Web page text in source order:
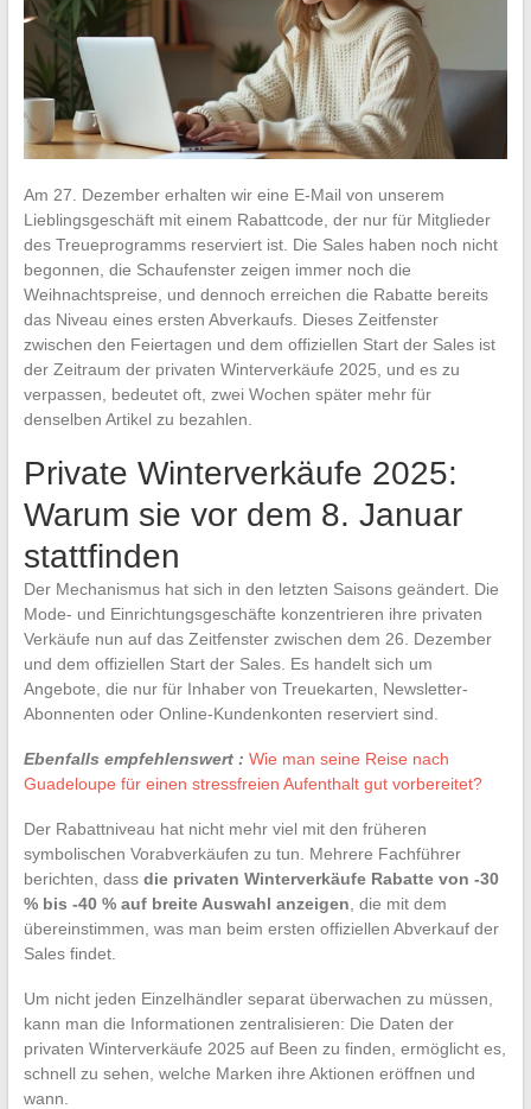
Am 27. Dezember erhalten wir eine E-Mail von unserem
Lieblingsgeschäft mit einem Rabattcode, der nur für Mitglieder
des Treueprogramms reserviert ist. Die Sales haben noch nicht
begonnen, die Schaufenster zeigen immer noch die
Weihnachtspreise, und dennoch erreichen die Rabatte bereits
das Niveau eines ersten Abverkaufs. Dieses Zeitfenster
zwischen den Feiertagen und dem offiziellen Start der Sales ist
der Zeitraum der privaten Winterverkäufe 2025, und es zu
verpassen, bedeutet oft, zwei Wochen später mehr für
denselben Artikel zu bezahlen.
Private Winterverkäufe 2025:
Warum sie vor dem 8. Januar
stattfinden
Der Mechanismus hat sich in den letzten Saisons geändert. Die
Mode- und Einrichtungsgeschäfte konzentrieren ihre privaten
Verkäufe nun auf das Zeitfenster zwischen dem 26. Dezember
und dem offiziellen Start der Sales. Es handelt sich um
Angebote, die nur für Inhaber von Treuekarten, Newsletter-
Abonnenten oder Online-Kundenkonten reserviert sind.
Ebenfalls empfehlenswert : Wie man seine Reise nach
Guadeloupe für einen stressfreien Aufenthalt gut vorbereitet?
Der Rabattniveau hat nicht mehr viel mit den früheren
symbolischen Vorabverkäufen zu tun. Mehrere Fachführer
berichten, dass die privaten Winterverkäufe Rabatte von -30
% bis -40 % auf breite Auswahl anzeigen , die mit dem
übereinstimmen, was man beim ersten offiziellen Abverkauf der
Sales findet.
Um nicht jeden Einzelhändler separat überwachen zu müssen,
kann man die Informationen zentralisieren: Die Daten der
privaten Winterverkäufe 2025 auf Been zu finden, ermöglicht es,
schnell zu sehen, welche Marken ihre Aktionen eröffnen und
wann.